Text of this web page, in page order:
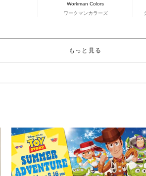
Workman Colors
ワークマンカラーズ
もっと見る